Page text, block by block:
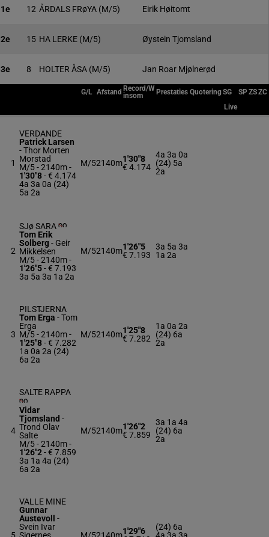
1e 12 ÅRDALS FRøYA (M/5) Eirik Høitomt
2e 15 HA LERKE (M/5) Øystein Tjomsland
3e 8 HOLTER ÅSA (M/5) Jan Roar Mjølnerød
G/L Afstand Record/W
insom
Prestaties QuoteringSG SPZSZC
Live
1
VERDANDE
Patrick Larsen
-Thor Morten
Morstad
M/5 - 2140m-
1'30"8- € 4.174
4a 3a 0a (24)
5a 2a
M/52140m1'30"8
€ 4.174
4a 3a 0a
(24) 5a
2a
2
SJø SARA
Tom Erik
Solberg- Geir
Mikkelsen
M/5 - 2140m-
1'26"5- € 7.193
3a 5a 3a 1a 2a
M/52140m1'26"5
€ 7.193
3a 5a 3a
1a 2a
3
PILSTJERNA
Tom Erga -Tom
Erga
M/5 - 2140m-
1'25"8- € 7.282
1a 0a 2a (24)
6a 2a
M/52140m1'25"8
€ 7.282
1a 0a 2a
(24) 6a
2a
4
SALTE RAPPA
Vidar
Tjomsland -
Trond Olav
Salte
M/5 - 2140m-
1'26"2- € 7.859
3a 1a 4a (24)
6a 2a
M/52140m1'26"2
€ 7.859
3a 1a 4a
(24) 6a
2a
VALLE MINE
Gunnar
Austevoll -
Svein Ivar
1'29"6
(24) 6a